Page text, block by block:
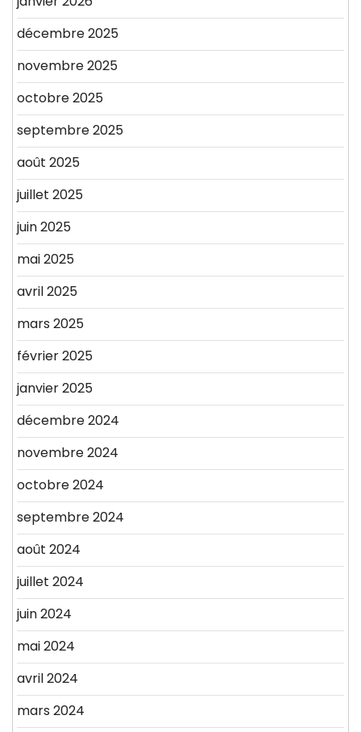
décembre 2025
novembre 2025
octobre 2025
septembre 2025
août 2025
juillet 2025
juin 2025
mai 2025
avril 2025
mars 2025
février 2025
janvier 2025
décembre 2024
novembre 2024
octobre 2024
septembre 2024
août 2024
juillet 2024
juin 2024
mai 2024
avril 2024
mars 2024